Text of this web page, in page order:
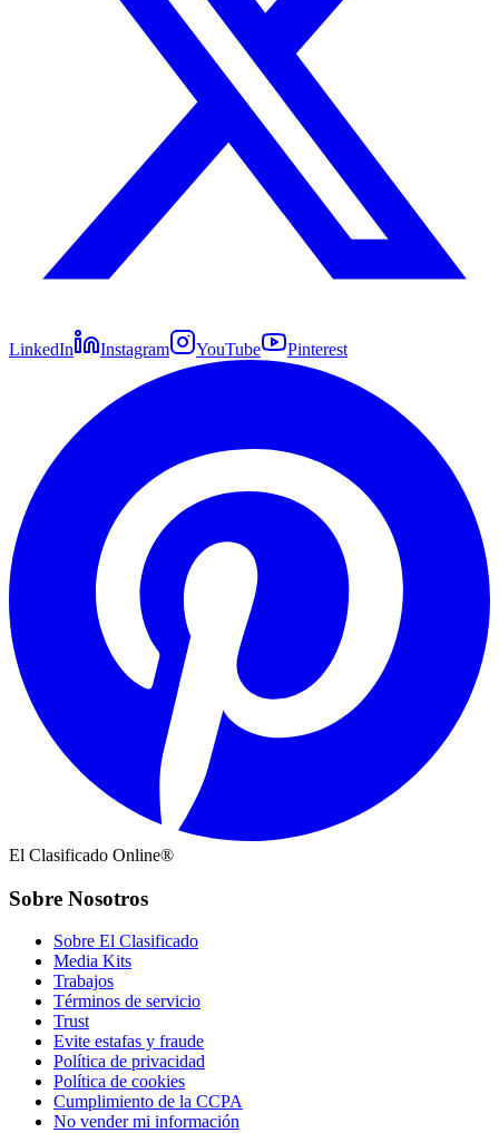
LinkedIn Instagram YouTube Pinterest
El Clasificado Online®
Sobre Nosotros
Sobre El Clasificado
Media Kits
Trabajos
Términos de servicio
Trust
Evite estafas y fraude
Política de privacidad
Política de cookies
Cumplimiento de la CCPA
No vender mi información